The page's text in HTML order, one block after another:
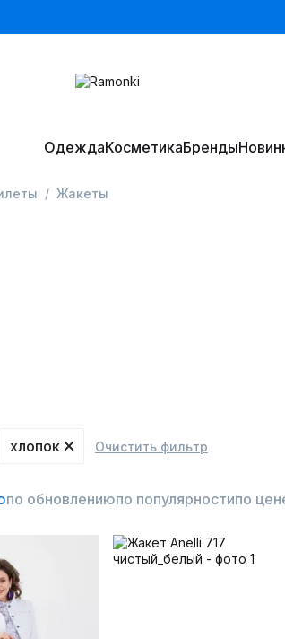
ОдеждаКосметикаБренды
Жакеты
хлопок Очистить фильтр
по обновлениюпо популярностипо